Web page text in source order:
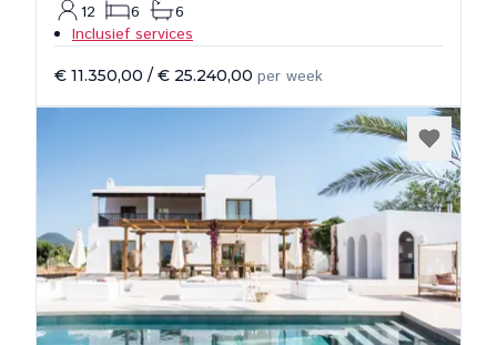
12
6
6
Inclusief services
€ 11.350,00 / € 25.240,00 per week